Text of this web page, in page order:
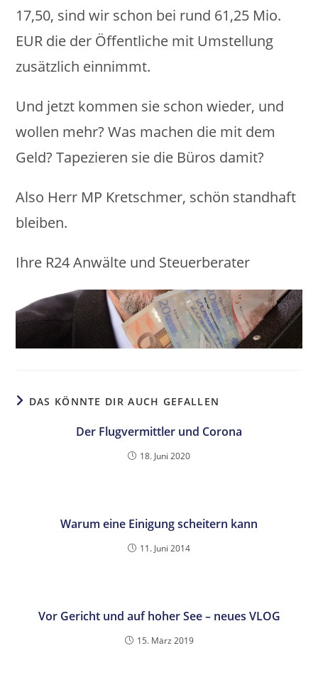
17,50, sind wir schon bei rund 61,25 Mio.
EUR die der Öffentliche mit Umstellung
zusätzlich einnimmt.
Und jetzt kommen sie schon wieder, und
wollen mehr? Was machen die mit dem
Geld? Tapezieren sie die Büros damit?
Also Herr MP Kretschmer, schön standhaft
bleiben.
Ihre R24 Anwälte und Steuerberater
DAS KÖNNTE DIR AUCH GEFALLEN
Der Flugvermittler und Corona
18. Juni 2020
Warum eine Einigung scheitern kann
11. Juni 2014
Vor Gericht und auf hoher See – neues VLOG
15. März 2019